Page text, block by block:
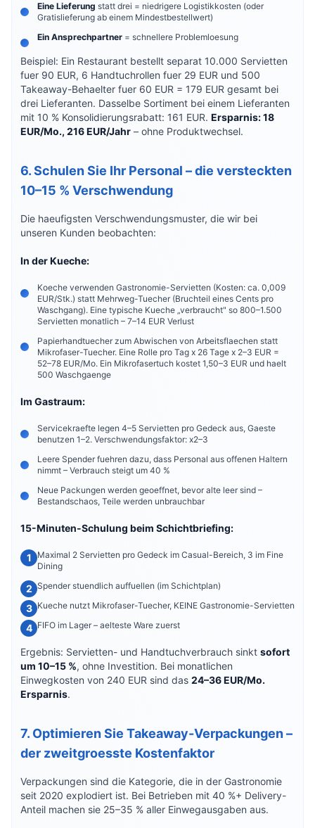
Eine Lieferung statt drei = niedrigere Logistikkosten (oder
Gratislieferung ab einem Mindestbestellwert)
Ein Ansprechpartner = schnellere Problemloesung
Beispiel: Ein Restaurant bestellt separat 10.000 Servietten
fuer 90 EUR, 6 Handtuchrollen fuer 29 EUR und 500
Takeaway-Behaelter fuer 60 EUR = 179 EUR gesamt bei
drei Lieferanten. Dasselbe Sortiment bei einem Lieferanten
mit 10 % Konsolidierungsrabatt: 161 EUR. Ersparnis: 18
EUR/Mo., 216 EUR/Jahr – ohne Produktwechsel.
6. Schulen Sie Ihr Personal – die versteckten
10–15 % Verschwendung
Die haeufigsten Verschwendungsmuster, die wir bei
unseren Kunden beobachten:
In der Kueche:
Koeche verwenden Gastronomie-Servietten (Kosten: ca. 0,009
EUR/Stk.) statt Mehrweg-Tuecher (Bruchteil eines Cents pro
Waschgang). Eine typische Kueche „verbraucht" so 800–1.500
Servietten monatlich – 7–14 EUR Verlust
Papierhandtuecher zum Abwischen von Arbeitsflaechen statt
Mikrofaser-Tuecher. Eine Rolle pro Tag x 26 Tage x 2–3 EUR =
52–78 EUR/Mo. Ein Mikrofasertuch kostet 1,50–3 EUR und haelt
500 Waschgaenge
Im Gastraum:
Servicekraefte legen 4–5 Servietten pro Gedeck aus, Gaeste
benutzen 1–2. Verschwendungsfaktor: x2–3
Leere Spender fuehren dazu, dass Personal aus offenen Haltern
nimmt – Verbrauch steigt um 40 %
Neue Packungen werden geoeffnet, bevor alte leer sind –
Bestandschaos, Teile werden unbrauchbar
15-Minuten-Schulung beim Schichtbriefing:
Maximal 2 Servietten pro Gedeck im Casual-Bereich, 3 im Fine
Dining
Spender stuendlich auffuellen (im Schichtplan)
Kueche nutzt Mikrofaser-Tuecher, KEINE Gastronomie-Servietten
FIFO im Lager – aelteste Ware zuerst
Ergebnis: Servietten- und Handtuchverbrauch sinkt sofort
um 10–15 %, ohne Investition. Bei monatlichen
Einwegkosten von 240 EUR sind das 24–36 EUR/Mo.
Ersparnis.
7. Optimieren Sie Takeaway-Verpackungen –
der zweitgroesste Kostenfaktor
Verpackungen sind die Kategorie, die in der Gastronomie
seit 2020 explodiert ist. Bei Betrieben mit 40 %+ Delivery-
Anteil machen sie 25–35 % aller Einwegausgaben aus.